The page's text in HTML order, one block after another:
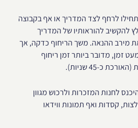
לרחף לצד המדריך או אף בקבוצה
מומלץ להקשיב להוראותיו של המדריך
מירב ההנאה. משך הריחוף כדקה, אך
זמן, מדובר ביותר זמן ריחוף
כ-45 שניות).
לחנות המזכרות ולרכוש מגוון
קסדות ואף תמונות ווידאו